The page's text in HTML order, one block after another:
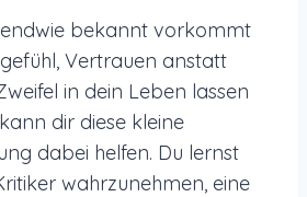
bekannt vorkommt
Vertrauen anstatt
in dein Leben lassen
dir diese kleine
dabei helfen. Du lernst
wahrzunehmen, eine